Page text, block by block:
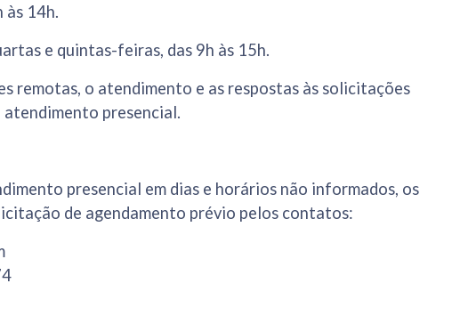
às 14h.
e quintas-feiras, das 9h às 15h.
remotas, o atendimento e as respostas às solicitações
atendimento presencial.
presencial em dias e horários não informados, os
de agendamento prévio pelos contatos: